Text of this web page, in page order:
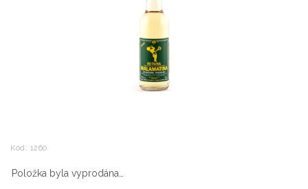
Kód: 1260
Položka byla vyprodána…